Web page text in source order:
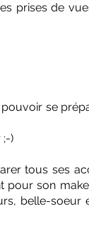
prises de
se
;-)
tous ses
son
belle-